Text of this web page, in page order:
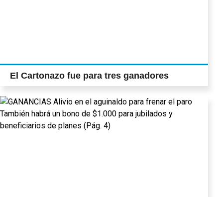
El Cartonazo fue para tres ganadores